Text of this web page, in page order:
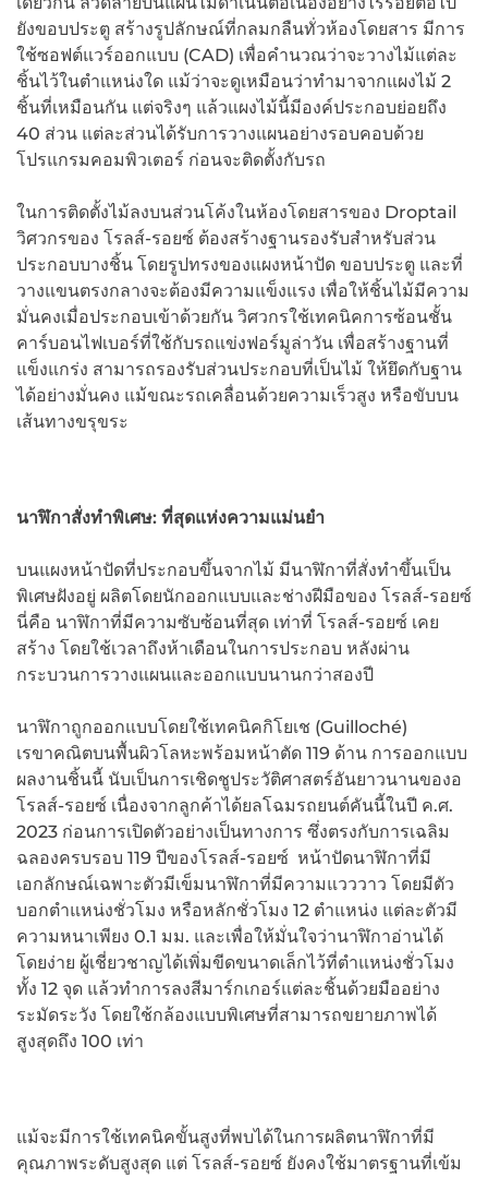
ยังขอบประตู สร้างรูปลักษณ์ที่กลมกลืนทั่วห้องโดยสาร มีการ
ใช้ซอฟต์แวร์ออกแบบ (CAD) เพื่อคำนวณว่าจะวางไม้แต่ละ
ชิ้นไว้ในตำแหน่งใด แม้ว่าจะดูเหมือนว่าทำมาจากแผงไม้ 2
ชิ้นที่เหมือนกัน แต่จริงๆ แล้วแผงไม้นี้มีองค์ประกอบย่อยถึง
40 ส่วน แต่ละส่วนได้รับการวางแผนอย่างรอบคอบด้วย
โปรแกรมคอมพิวเตอร์ ก่อนจะติดตั้งกับรถ
ในการติดตั้งไม้ลงบนส่วนโค้งในห้องโดยสารของ Droptail
วิศวกรของ โรลส์-รอยซ์ ต้องสร้างฐานรองรับสำหรับส่วน
ประกอบบางชิ้น โดยรูปทรงของแผงหน้าปัด ขอบประตู และที่
วางแขนตรงกลางจะต้องมีความแข็งแรง เพื่อให้ชิ้นไม้มีความ
มั่นคงเมื่อประกอบเข้าด้วยกัน วิศวกรใช้เทคนิคการซ้อนชั้น
คาร์บอนไฟเบอร์ที่ใช้กับรถแข่งฟอร์มูล่าวัน เพื่อสร้างฐานที่
แข็งแกร่ง สามารถรองรับส่วนประกอบที่เป็นไม้ ให้ยึดกับฐาน
ได้อย่างมั่นคง แม้ขณะรถเคลื่อนด้วยความเร็วสูง หรือขับบน
เส้นทางขรุขระ
นาฬิกาสั่งทำพิเศษ: ที่สุดแห่งความแม่นยำ
บนแผงหน้าปัดที่ประกอบขึ้นจากไม้ มีนาฬิกาที่สั่งทำขึ้นเป็น
พิเศษฝังอยู่ ผลิตโดยนักออกแบบและช่างฝีมือของ โรลส์-รอยซ์
นี่คือ นาฬิกาที่มีความซับซ้อนที่สุด เท่าที่ โรลส์-รอยซ์ เคย
สร้าง โดยใช้เวลาถึงห้าเดือนในการประกอบ หลังผ่าน
กระบวนการวางแผนและออกแบบนานกว่าสองปี
นาฬิกาถูกออกแบบโดยใช้เทคนิคกิโยเช (Guilloché)
เรขาคณิตบนพื้นผิวโลหะพร้อมหน้าตัด 119 ด้าน การออกแบบ
ผลงานชิ้นนี้ นับเป็นการเชิดชูประวัติศาสตร์อันยาวนานของอ
โรลส์-รอยซ์ เนื่องจากลูกค้าได้ยลโฉมรถยนต์คันนี้ในปี ค.ศ.
2023 ก่อนการเปิดตัวอย่างเป็นทางการ ซึ่งตรงกับการเฉลิม
ฉลองครบรอบ 119 ปีของโรลส์-รอยซ์ หน้าปัดนาฬิกาที่มี
เอกลักษณ์เฉพาะตัวมีเข็มนาฬิกาที่มีความแวววาว โดยมีตัว
บอกตำแหน่งชั่วโมง หรือหลักชั่วโมง 12 ตำแหน่ง แต่ละตัวมี
ความหนาเพียง 0.1 มม. และเพื่อให้มั่นใจว่านาฬิกาอ่านได้
โดยง่าย ผู้เชี่ยวชาญได้เพิ่มขีดขนาดเล็กไว้ที่ตำแหน่งชั่วโมง
ทั้ง 12 จุด แล้วทำการลงสีมาร์กเกอร์แต่ละชิ้นด้วยมืออย่าง
ระมัดระวัง โดยใช้กล้องแบบพิเศษที่สามารถขยายภาพได้
สูงสุดถึง 100 เท่า
แม้จะมีการใช้เทคนิคขั้นสูงที่พบได้ในการผลิตนาฬิกาที่มี
คุณภาพระดับสูงสุด แต่ โรลส์-รอยซ์ ยังคงใช้มาตรฐานที่เข้ม